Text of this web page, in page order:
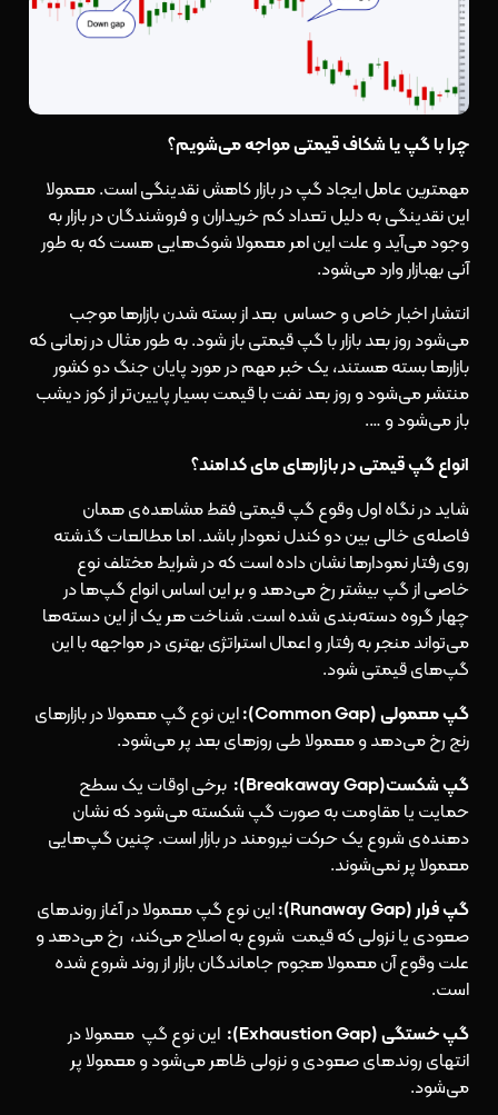
چرا با گپ یا شکاف قیمتی مواجه می‌شویم؟
مهمترین عامل ایجاد گپ در بازار کاهش نقدینگی است. معمولا
این نقدینگی به دلیل تعداد کم خریداران و فروشندگان در بازار به
وجود می‌آید و علت این امر معمولا شوک‌هایی هست که به طور
آنی بهبازار وارد می‌شود.
انتشار اخبار خاص و حساس بعد از بسته شدن بازارها موجب
می‌شود روز بعد بازار با گپ قیمتی باز شود. به طور مثال در زمانی که
بازارها بسته هستند، یک خبر مهم در مورد پایان جنگ دو کشور
منتشر می‌شود و روز بعد نفت با قیمت بسیار پایین‌تر از کوز دیشب
باز می‌شود و ….
انواع گپ قیمتی در بازارهای مای کدامند؟
شاید در نگاه اول وقوع گپ قیمتی فقط مشاهده‌ی همان
فاصله‌ی خالی بین دو کندل نمودار باشد. اما مطالعات گذشته
روی رفتار نمودارها نشان داده است که در شرایط مختلف نوع
خاصی از گپ بیشتر رخ می‌دهد و بر این اساس انواع گپ‌ها در
چهار گروه دسته‌بندی شده است. شناخت هر یک از این دسته‌ها
می‌تواند منجر به رفتار و اعمال استراتژی بهتری در مواجهه با این
گپ‌های قیمتی شود.
گپ معمولی (Common Gap):
این نوع گپ معمولا در بازارهای
رنج رخ می‌دهد و معمولا طی روزهای بعد پر می‌شود.
گپ شکست(Breakaway Gap):
برخی اوقات یک سطح
حمایت یا مقاومت به صورت گپ شکسته می‌شود که نشان
دهنده‌ی شروع یک حرکت نیرومند در بازار است. چنین گپ‌هایی
معمولا پر نمی‌شوند.
گپ فرار (Runaway Gap):
این نوع گپ معمولا در آغاز روندهای
صعودی یا نزولی که قیمت شروع به اصلاح می‌کند، رخ می‌دهد و
علت وقوع آن معمولا هجوم جاماندگان بازار از روند شروع شده
است.
گپ خستگی (Exhaustion Gap):
این نوع گپ معمولا در
انتهای روند‌های صعودی و نزولی ظاهر می‌شود و معمولا پر
می‌شود.